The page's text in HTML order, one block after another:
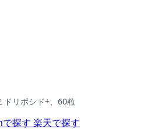
ドリボシド+、60粒
探す 楽天で探す